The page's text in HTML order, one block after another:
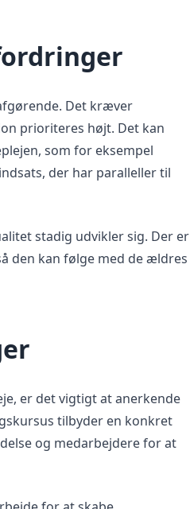
Det kræver
prioriteres højt. Det kan
som for eksempel
der har paralleller til
stadig udvikler sig. Der er
den kan følge med de ældres
er det vigtigt at anerkende
tilbyder en konkret
og medarbejdere for at